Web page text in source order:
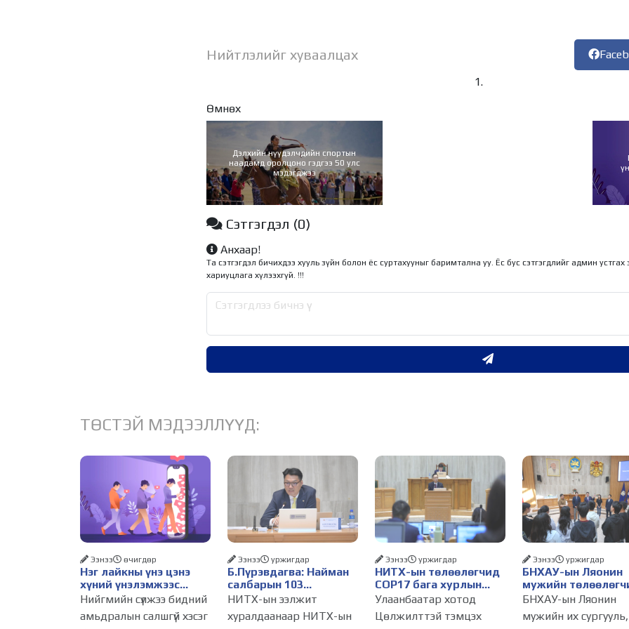
Нийтлэлийг хуваалцах
Өмнөх
Дэлхийн нүүдэлчдийн спортын
наадамд оролцоно гэдгээ 50 улс
мэдэгджээ
Сэтгэгдэл (0)
Анхаар!
Та сэтгэгдэл бичихдээ хууль зүйн болон ёс суртахууныг баримтална уу. Ёс бус сэтгэгдлийг админ устгах
хариуцлага хүлээхгүй. !!!
ТӨСТЭЙ МЭДЭЭЛЛҮҮД:
Нэг лайкны үнэ цэнэ
хүний үнэлэмжээс
давах болсон уу?
Ээнээ өчигдѳр
Нийгмийн сүлжээ бидний
амьдралын салшгүй хэсэг
Б.Пүрэвдагва: Найман
салбарын 103
үйлчилгээний
бүртгэлийг цуцалснаар
бизнес эрхлэхэд
Ээнээ уржигдар
НИТХ-ын ээлжит
хуралдаанаар НИТХ-ын
НИТХ-ын төлөөлөгчид
COP17 бага хурлын
бэлтгэл ажлын талаар
мэдээлэл сонслоо
Ээнээ уржигдар
Улаанбаатар хотод
Цөлжилттэй тэмцэх
БНХАУ-ын Ляонин
мужийн
НИТХ-ын үйл
ажиллагаатай
танилцлаа
Ээнээ уржигдар
БНХАУ-ын Ляонин
мужийн их сургууль,